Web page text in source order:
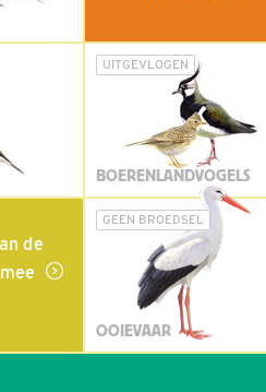
UITGEVLOGEN
BOERENLANDVOGELS
de
GEEN BROEDSEL
OOIEVAAR